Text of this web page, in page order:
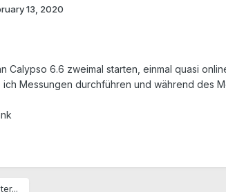
13, 2020
Calypso 6.6 zweimal starten, einmal quasi
ich Messungen durchführen und während des